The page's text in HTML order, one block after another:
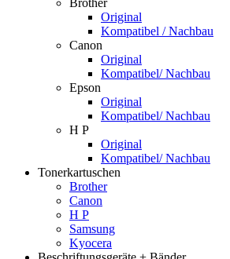
Brother
Original
Kompatibel / Nachbau
Canon
Original
Kompatibel/ Nachbau
Epson
Original
Kompatibel/ Nachbau
H P
Original
Kompatibel/ Nachbau
Tonerkartuschen
Brother
Canon
H P
Samsung
Kyocera